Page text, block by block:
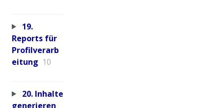
19.
Reports für
Profilverarb
eitung 10
20. Inhalte
generieren